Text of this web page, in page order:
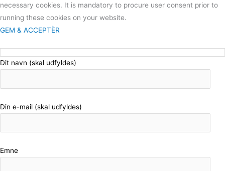
necessary cookies. It is mandatory to procure user consent prior to
running these cookies on your website.
GEM & ACCEPTÈR
Dit navn (skal udfyldes)
Din e-mail (skal udfyldes)
Emne